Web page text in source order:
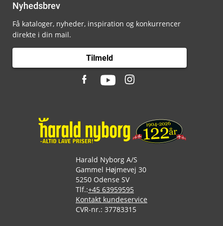
Nyhedsbrev
Få kataloger, nyheder, inspiration og konkurrencer
direkte i din mail.
Tilmeld
Harald Nyborg A/S
Gammel Højmevej 30
5250 Odense SV
Tlf.:+45 63959595
Kontakt kundeservice
CVR-nr.: 37783315